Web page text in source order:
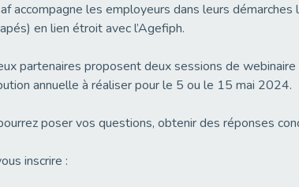
accompagne les employeurs dans leurs
en lien étroit avec l’Agefiph.
partenaires proposent deux sessions de
annuelle à réaliser pour le 5 ou le 15 mai 2024.
poser vos questions, obtenir des réponses
inscrire :